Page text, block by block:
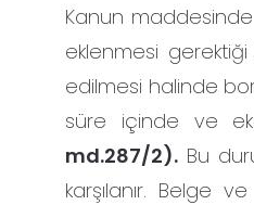
Kanun
eklenmesi
edilmesi halinde
süre içinde ve
md.287/2). Bu
karşılanır. Belge